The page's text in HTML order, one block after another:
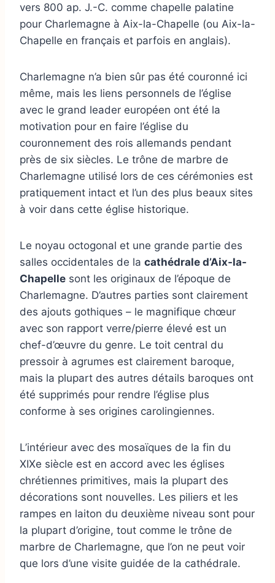
vers 800 ap. J.-C. comme chapelle palatine
pour Charlemagne à Aix-la-Chapelle (ou Aix-la-
Chapelle en français et parfois en anglais).
Charlemagne n’a bien sûr pas été couronné ici
même, mais les liens personnels de l’église
avec le grand leader européen ont été la
motivation pour en faire l’église du
couronnement des rois allemands pendant
près de six siècles. Le trône de marbre de
Charlemagne utilisé lors de ces cérémonies est
pratiquement intact et l’un des plus beaux sites
à voir dans cette église historique.
Le noyau octogonal et une grande partie des
salles occidentales de la cathédrale d’Aix-la-
Chapelle sont les originaux de l’époque de
Charlemagne. D’autres parties sont clairement
des ajouts gothiques – le magnifique chœur
avec son rapport verre/pierre élevé est un
chef-d’œuvre du genre. Le toit central du
pressoir à agrumes est clairement baroque,
mais la plupart des autres détails baroques ont
été supprimés pour rendre l’église plus
conforme à ses origines carolingiennes.
L’intérieur avec des mosaïques de la fin du
XIXe siècle est en accord avec les églises
chrétiennes primitives, mais la plupart des
décorations sont nouvelles. Les piliers et les
rampes en laiton du deuxième niveau sont pour
la plupart d’origine, tout comme le trône de
marbre de Charlemagne, que l’on ne peut voir
que lors d’une visite guidée de la cathédrale.